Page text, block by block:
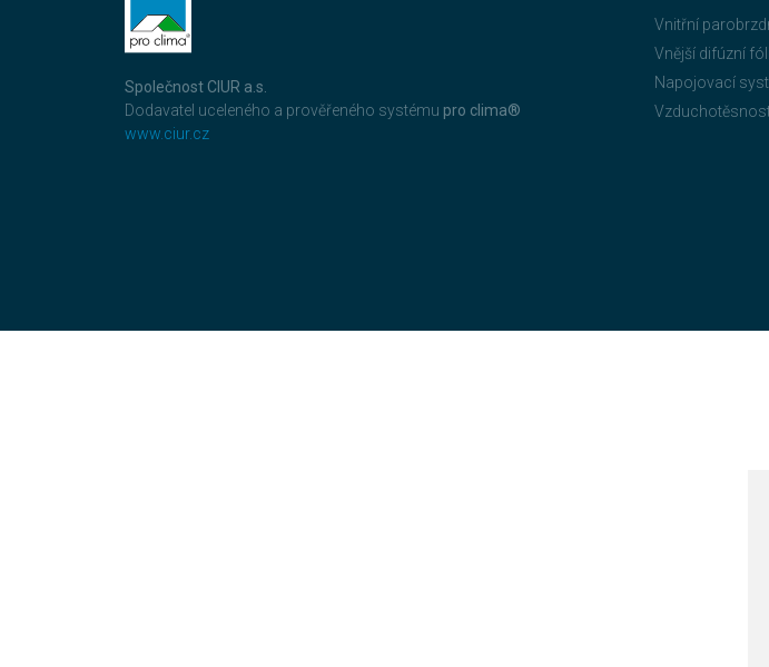
Společnost CIUR a.s.
Dodavatel uceleného a prověřeného systému pro clima®
www.ciur.cz
Vnitřní
Vnější difúzní
Napojovací